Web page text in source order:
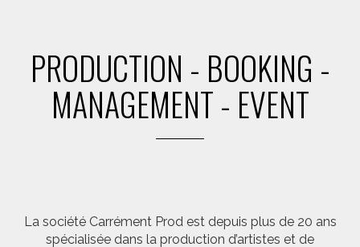
PRODUCTION - BOOKING -
MANAGEMENT - EVENT
La société Carrément Prod est depuis plus de 20 ans
spécialisée dans la production d’artistes et de